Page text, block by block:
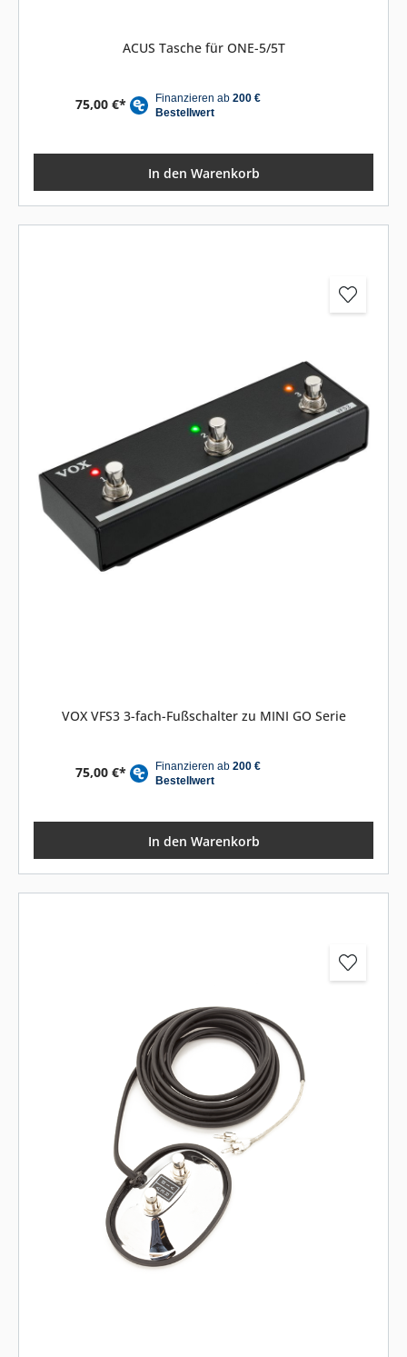
ACUS Tasche für ONE-5/5T
75,00 €*
In den Warenkorb
VOX VFS3 3-fach-Fußschalter zu MINI GO Serie
75,00 €*
In den Warenkorb